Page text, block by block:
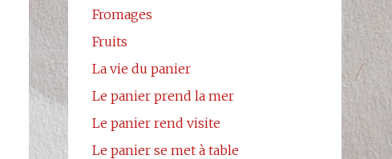
Fromages
Fruits
La vie du panier
Le panier prend la mer
Le panier rend visite
Le panier se met à table